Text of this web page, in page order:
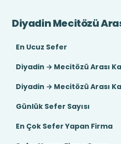
Diyadin Mecitözü
En Ucuz Sefer
Diyadin → Mecitözü Arası
Diyadin → Mecitözü Arası
Günlük Sefer Sayısı
En Çok Sefer Yapan Firma